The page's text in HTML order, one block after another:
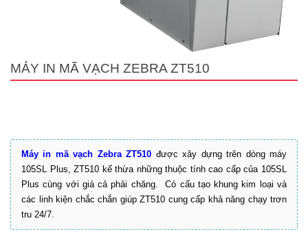
MÁY IN MÃ VẠCH ZEBRA ZT510
Máy in mã vạch Zebra ZT510 được xây dựng trên dòng máy
105SL Plus, ZT510 kế thừa những thuộc tính cao cấp của 105SL
Plus cùng với giá cả phải chăng. Có cấu tạo khung kim loại và
các linh kiện chắc chắn giúp ZT510 cung cấp khả năng chạy trơn
tru 24/7.